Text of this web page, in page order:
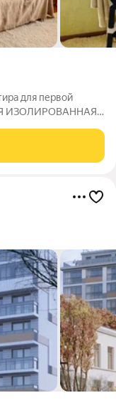
для первой
ИЗОЛИРОВАННАЯ
«Приморская».